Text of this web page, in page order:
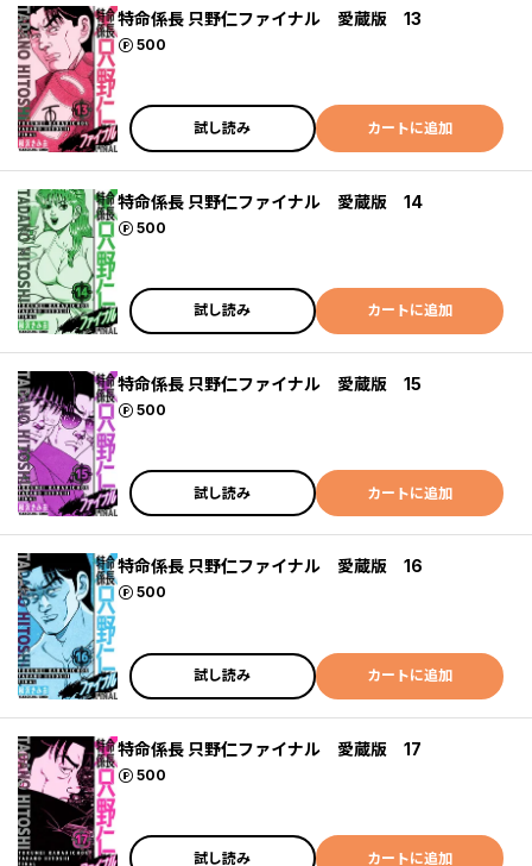
特命係長 只野仁ファイナル 愛蔵版 13
500
ポイント
試し読み カートに追加
特命係長 只野仁ファイナル 愛蔵版 14
500
ポイント
試し読み カートに追加
特命係長 只野仁ファイナル 愛蔵版 15
500
ポイント
試し読み カートに追加
特命係長 只野仁ファイナル 愛蔵版 16
500
ポイント
試し読み カートに追加
特命係長 只野仁ファイナル 愛蔵版 17
500
ポイント
試し読み カートに追加